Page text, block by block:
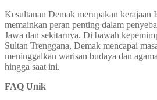
Kesultanan Demak merupakan kerajaan
memainkan peran penting dalam
Jawa dan sekitarnya. Di bawah
Sultan Trenggana, Demak mencapai
meninggalkan warisan budaya dan
hingga saat ini.
FAQ Unik